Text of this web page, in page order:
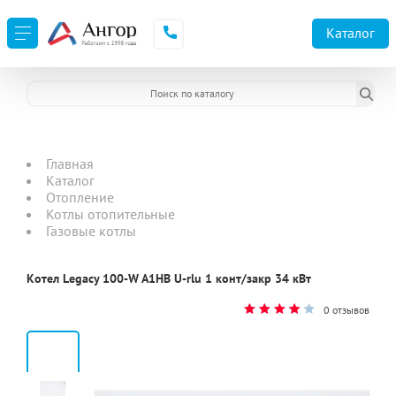
Каталог
Главная
Каталог
Отопление
Котлы отопительные
Газовые котлы
Котел Legacy 100-W A1HB U-rlu 1 конт/закр 34 кВт
0 отзывов